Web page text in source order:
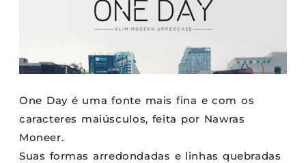
One Day é uma fonte mais fina e com os
caracteres maiúsculos, feita por Nawras
Moneer.
Suas formas arredondadas e linhas quebradas